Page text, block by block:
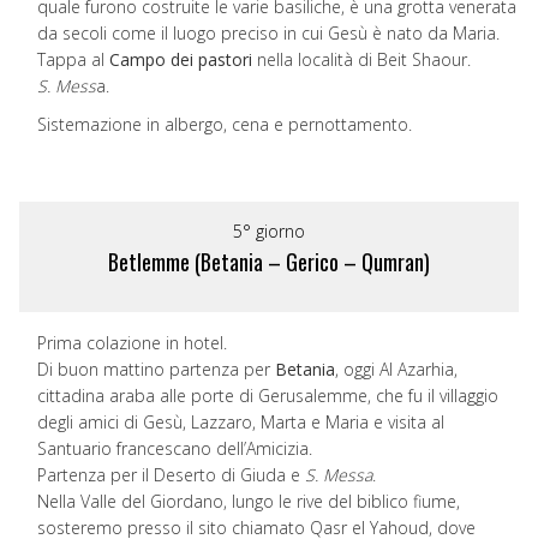
quale furono costruite le varie basiliche, è una grotta venerata
da secoli come il luogo preciso in cui Gesù è nato da Maria.
Tappa al Campo dei pastori nella località di Beit Shaour.
S. Messa.
Sistemazione in albergo, cena e pernottamento.
5° giorno
Betlemme (Betania – Gerico – Qumran)
Prima colazione in hotel.
Di buon mattino partenza per Betania, oggi Al Azarhia,
cittadina araba alle porte di Gerusalemme, che fu il villaggio
degli amici di Gesù, Lazzaro, Marta e Maria e visita al
Santuario francescano dell’Amicizia.
Partenza per il Deserto di Giuda e S. Messa.
Nella Valle del Giordano, lungo le rive del biblico fiume,
sosteremo presso il sito chiamato Qasr el Yahoud, dove